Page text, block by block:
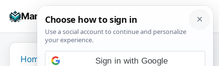
Manuals+
☰
Home Sign in with Google